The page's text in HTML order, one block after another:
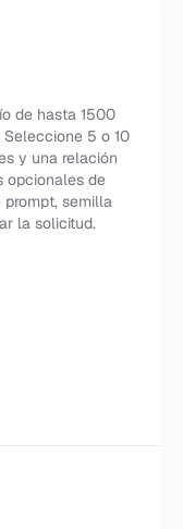
de hasta 1500
5 o 10
y una relación
opcionales de
prompt, semilla
la solicitud.